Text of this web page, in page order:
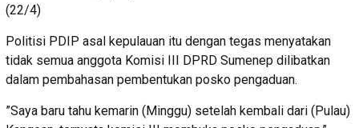
(22/4)
Politisi PDIP asal kepulauan itu dengan tegas menyatakan
tidak semua anggota Komisi III DPRD Sumenep dilibatkan
dalam pembahasan pembentukan posko pengaduan.
”Saya baru tahu kemarin (Minggu) setelah kembali dari (Pulau)